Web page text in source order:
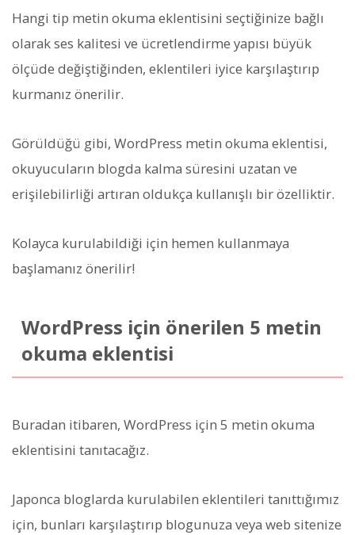
Hangi tip metin okuma eklentisini seçtiğinize bağlı
olarak ses kalitesi ve ücretlendirme yapısı büyük
ölçüde değiştiğinden, eklentileri iyice karşılaştırıp
kurmanız önerilir.
Görüldüğü gibi, WordPress metin okuma eklentisi,
okuyucuların blogda kalma süresini uzatan ve
erişilebilirliği artıran oldukça kullanışlı bir özelliktir.
Kolayca kurulabildiği için hemen kullanmaya
başlamanız önerilir!
WordPress için önerilen 5 metin
okuma eklentisi
Buradan itibaren, WordPress için 5 metin okuma
eklentisini tanıtacağız.
Japonca bloglarda kurulabilen eklentileri tanıttığımız
için, bunları karşılaştırıp blogunuza veya web sitenize